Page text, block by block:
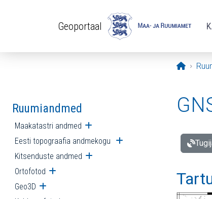
Geoportaal
Avaleht
Ruumiandmed
Maakatastri andmed Ava alammenüü
Eesti topograafia andmekogu Ava alammenüü
Kitsenduste andmed Ava alammenüü
Ortofotod Ava alammenüü
Geo3D Ava alammenüü